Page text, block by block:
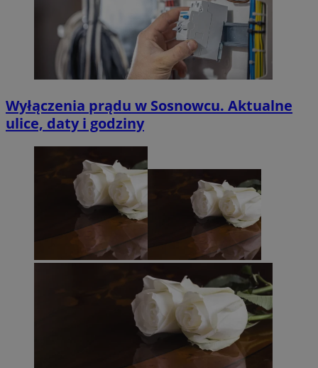
Wyłączenia prądu w Sosnowcu. Aktualne
ulice, daty i godziny